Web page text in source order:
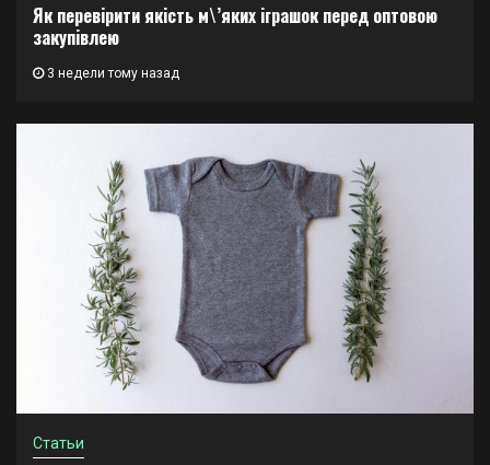
Як перевірити якість м\’яких іграшок перед оптовою
закупівлею
3 недели тому назад
Статьи